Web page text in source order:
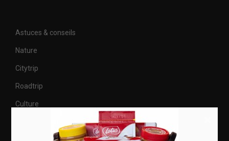
Astuces & conseils
Nature
Citytrip
Roadtrip
Culture